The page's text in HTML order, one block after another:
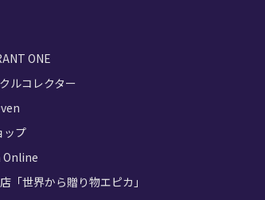
ONE
ルコレクター
ップ
「世界から贈り物エピカ」